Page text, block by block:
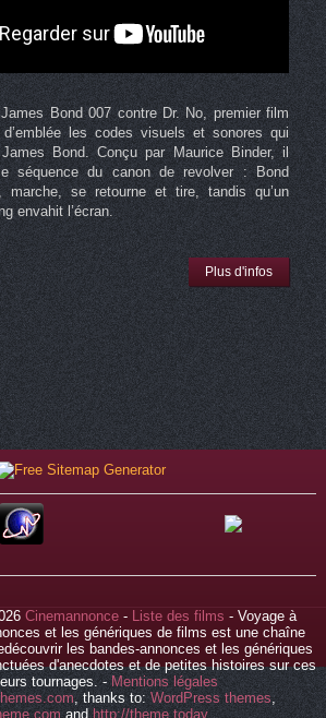
Bond 007 contre Dr. No, premier film
les codes visuels et sonores qui
Bond. Conçu par Maurice Binder, il
séquence du canon de revolver : Bond
marche, se retourne et tire, tandis qu’un
envahit l’écran.
Plus d'infos
Cinemannonce- Liste des films - Voyage à
et les génériques de films est une chaîne
les bandes-annonces et les génériques
d'anecdotes et de petites histoires sur ces
tournages. - Mentions légales
, thanks to:WordPress themes,
andhttp://theme.today